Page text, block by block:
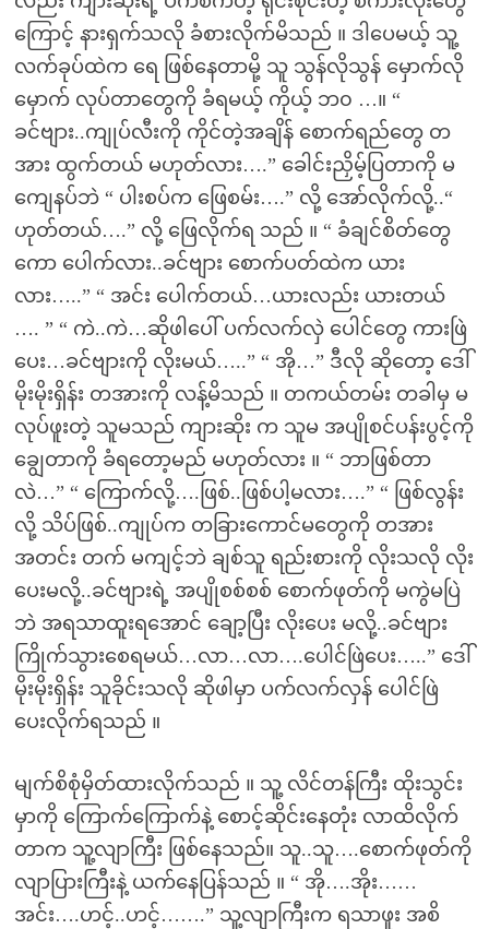
ကြောင့် နားရှက်သလို ခံစားလိုက်မိသည် ။ ဒါပေမယ့် သူ့
လက်ခုပ်ထဲက ရေ ဖြစ်နေတာမို့ သူ သွန်လိုသွန် မှောက်လို
မှောက် လုပ်တာတွေကို ခံရမယ့် ကိုယ့် ဘ၀ …။ “
ခင်ဗျား..ကျုပ်လီးကို ကိုင်တဲ့အချိန် စောက်ရည်တွေ တ
အား ထွက်တယ် မဟုတ်လား….” ခေါင်းညှိမ့်ပြတာကို မ
ကျေနပ်ဘဲ “ ပါးစပ်က ဖြေစမ်း….” လို့ အော်လိုက်လို့..“
ဟုတ်တယ်….” လို့ ဖြေလိုက်ရ သည် ။ “ ခံချင်စိတ်တွေ
ကော ပေါက်လား..ခင်ဗျား စောက်ပတ်ထဲက ယား
လား…..” “ အင်း ပေါက်တယ်…ယားလည်း ယားတယ်
…. ” “ ကဲ..ကဲ…ဆိုဖါပေါ် ပက်လက်လှဲ ပေါင်တွေ ကားဖြဲ
ပေး…ခင်ဗျားကို လိုးမယ်…..” “ အို…” ဒီလို ဆိုတော့ ဒေါ်
မိုးမိုးရှိန်း တအားကို လန့်မိသည် ။ တကယ်တမ်း တခါမှ မ
လုပ်ဖူးတဲ့ သူမသည် ကျားဆိုး က သူမ အပျိုစင်ပန်းပွင့်ကို
ချွေတာကို ခံရတော့မည် မဟုတ်လား ။ “ ဘာဖြစ်တာ
လဲ…” “ ကြောက်လို့….ဖြစ်..ဖြစ်ပါ့မလား….” “ ဖြစ်လွန်း
လို့ သိပ်ဖြစ်..ကျုပ်က တခြားကောင်မတွေကို တအား
အတင်း တက် မကျင့်ဘဲ ချစ်သူ ရည်းစားကို လိုးသလို လိုး
ပေးမလို့..ခင်ဗျားရဲ့ အပျိုစစ်စစ် စောက်ဖုတ်ကို မကွဲမပြဲ
ဘဲ အရသာထူးရအောင် ချော့ပြီး လိုးပေး မလို့..ခင်ဗျား
ကြိုက်သွားစေရမယ်…လာ…လာ….ပေါင်ဖြဲပေး…..” ဒေါ်
မိုးမိုးရှိန်း သူခိုင်းသလို ဆိုဖါမှာ ပက်လက်လှန် ပေါင်ဖြဲ
ပေးလိုက်ရသည် ။
မျက်စိစုံမှိတ်ထားလိုက်သည် ။ သူ့ လိင်တန်ကြီး ထိုးသွင်း
မှာကို ကြောက်ကြောက်နဲ့ စောင့်ဆိုင်းနေတုံး လာထိလိုက်
တာက သူ့လျာကြီး ဖြစ်နေသည်။ သူ..သူ….စောက်ဖုတ်ကို
လျာပြားကြီးနဲ့ ယက်နေပြန်သည် ။ “ အို….အိုး……
အင်း….ဟင့်..ဟင့်…….” သူ့လျာကြီးက ရသာဖူး အစိ